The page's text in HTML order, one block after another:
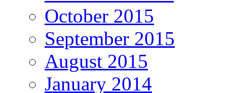
October 2015
September 2015
August 2015
January 2014